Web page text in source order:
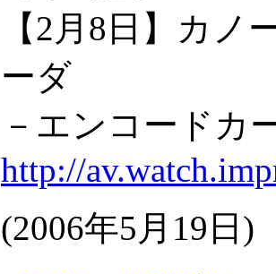
【2月8日】カノ
ーダ
－エンコードカ
http://
(2006年5月19日 )